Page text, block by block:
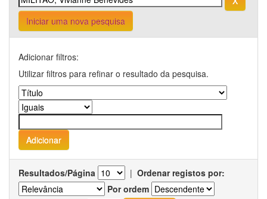
Iniciar uma nova pesquisa
Adicionar filtros:
Utilizar filtros para refinar o resultado da pesquisa.
Resultados/Página | Ordenar registos por:
Por ordem